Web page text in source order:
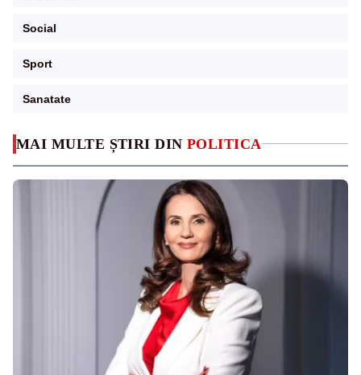
MAI MULTE ȘTIRI DIN POLITICA
Social
Sport
Sanatate